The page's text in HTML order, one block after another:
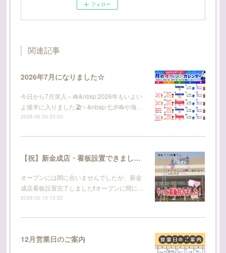
フォロー
関連記事
2026年7月になりました☆
今日から7月突入～🎋&nbsp;2026年もいよい
よ後半に入りました🏖️✨&nbsp;七夕🎋や海…
2026.06.30 23:00
【祝】新金成店・看板設置できました！
オープンには間に合いませんでしたが、新金
成店看板設置完了しました❗オープンに間に…
2026.02.10 12:52
12月営業日のご案内